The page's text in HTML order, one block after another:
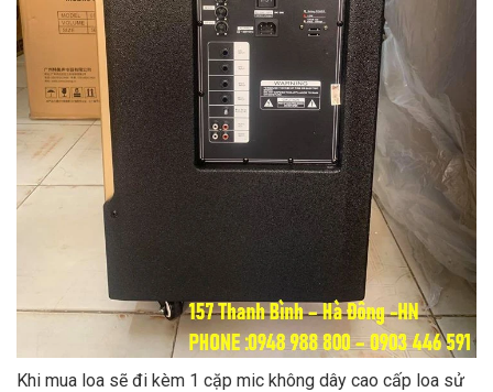
Khi mua loa sẽ đi kèm 1 cặp mic không dây cao cấp loa sử